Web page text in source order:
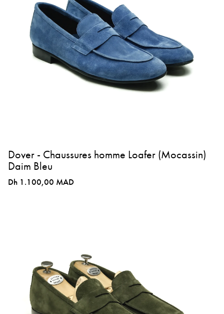
Dover - Chaussures homme Loafer (Mocassin)
Daim Bleu
Dh 1.100,00 MAD